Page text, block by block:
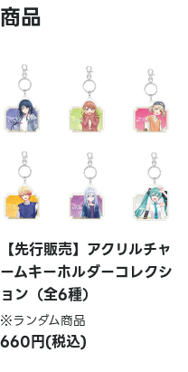
商品
【先行販売】アクリルチャ
ームキーホルダーコレクシ
ョン（全6種）
※ランダム商品
660円(税込)